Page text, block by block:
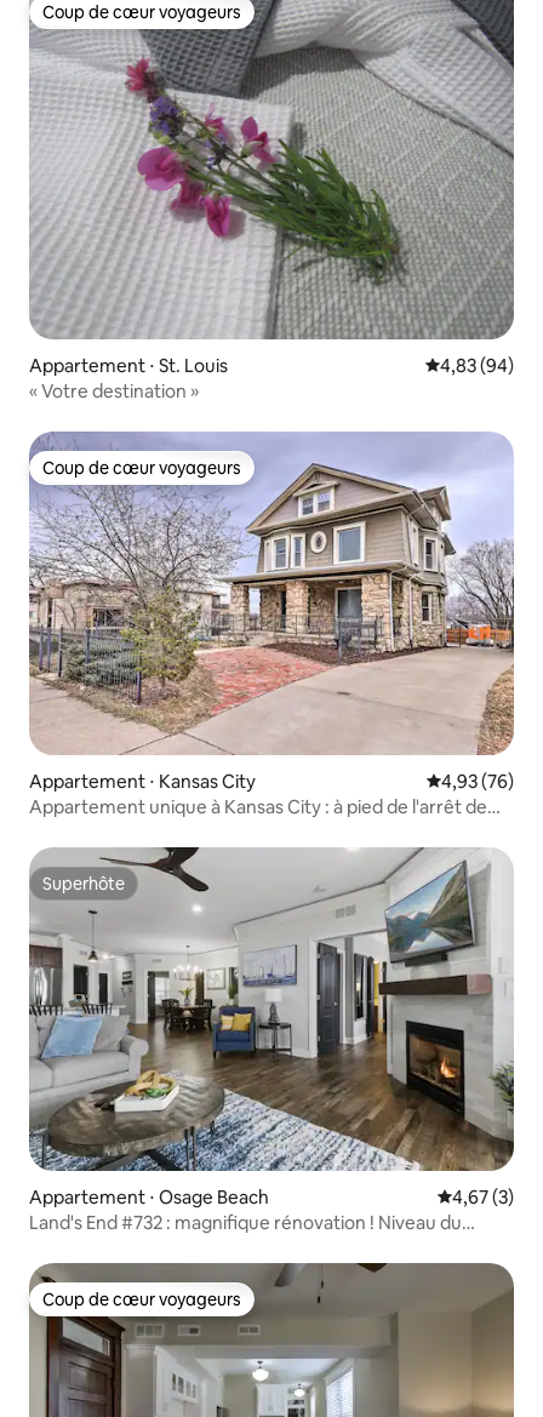
Coup de cœur voyageurs
Coup de cœur voyageurs
Appartement ⋅ St. Louis Évaluation
4,83 (94)
« Votre destination »
Coup de cœur voyageurs
Coup de cœur voyageurs
Appartement ⋅ Kansas City Évaluation
4,93 (76)
Appartement unique à Kansas City : à pied de l'arrêt de
Superhôte
Superhôte
Appartement ⋅ Osage Beach Évaluation
4,67 (3)
Land's End #732 : magnifique rénovation ! Niveau du
Coup de cœur voyageurs
Coup de cœur voyageurs